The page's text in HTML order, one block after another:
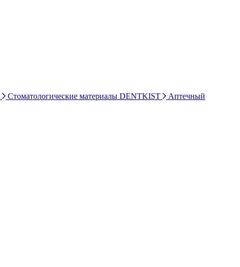
Стоматологические материалы DENTKIST
Аптечный